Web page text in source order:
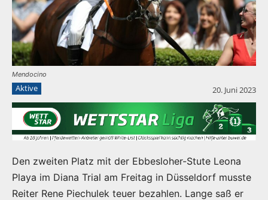
Mendocino
Aktive 20. Juni 2023
Den zweiten Platz mit der Ebbesloher-Stute Leona
Playa im Diana Trial am Freitag in Düsseldorf musste
Reiter Rene Piechulek teuer bezahlen. Lange saß er